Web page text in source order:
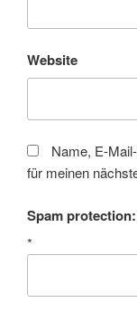
Website
Name, E-
für meinen
Spam
*